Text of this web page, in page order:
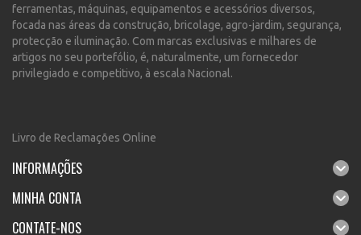
ferramentas, máquinas, equipamentos e acessórios diversos,
focada nas áreas da construção, bricolage, agro-jardim, segurança,
protecção e iluminação. Com marcas exclusivas e milhares de
artigos no seu portefólio, é, naturalmente, um fornecedor
privilegiado e competitivo, à escala Nacional.
Livro de Reclamações Online
INFORMAÇÕES
MINHA CONTA
CONTATE-NOS